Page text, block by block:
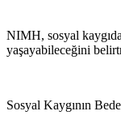
NIMH, sosyal
yaşayabileceğini
Sosyal Kaygının